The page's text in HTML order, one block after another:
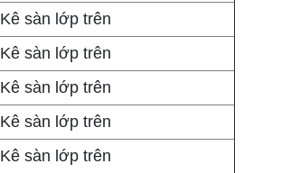
Kê sàn lớp trên
Kê sàn lớp trên
Kê sàn lớp trên
Kê sàn lớp trên
Kê sàn lớp trên